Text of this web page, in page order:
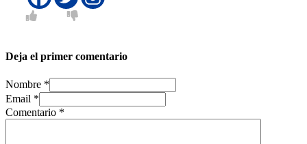
Deja el primer comentario
Nombre *
Email *
Comentario *